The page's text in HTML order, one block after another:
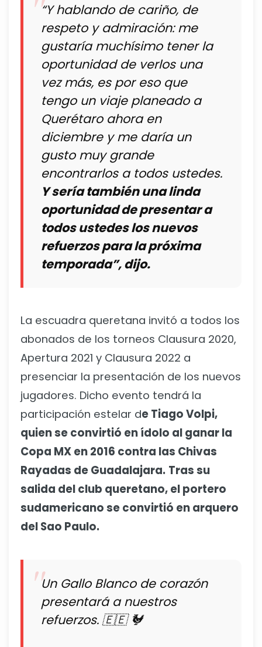
“Y hablando de cariño, de
respeto y admiración: me
gustaría muchísimo tener la
oportunidad de verlos una
vez más, es por eso que
tengo un viaje planeado a
Querétaro ahora en
diciembre y me daría un
gusto muy grande
encontrarlos a todos ustedes.
Y sería también una linda
oportunidad de presentar a
todos ustedes los nuevos
refuerzos para la próxima
temporada”, dijo.
La escuadra queretana invitó a todos los
abonados de los torneos Clausura 2020,
Apertura 2021 y Clausura 2022 a
presenciar la presentación de los nuevos
jugadores. Dicho evento tendrá la
participación estelar de Tiago Volpi,
quien se convirtió en ídolo al ganar la
Copa MX en 2016 contra las Chivas
Rayadas de Guadalajara. Tras su
salida del club queretano, el portero
sudamericano se convirtió en arquero
del Sao Paulo.
Un Gallo Blanco de corazón
presentará a nuestros
refuerzos. 🇪🇪 🐓